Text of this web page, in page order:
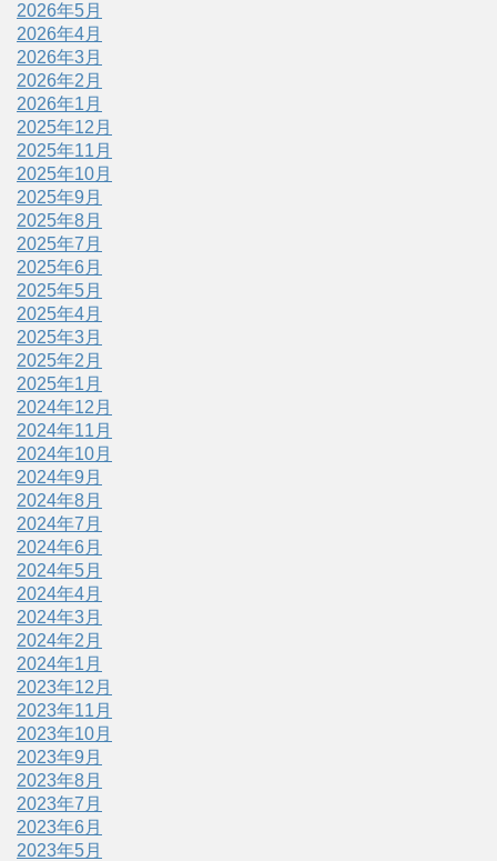
2026年5月
2026年4月
2026年3月
2026年2月
2026年1月
2025年12月
2025年11月
2025年10月
2025年9月
2025年8月
2025年7月
2025年6月
2025年5月
2025年4月
2025年3月
2025年2月
2025年1月
2024年12月
2024年11月
2024年10月
2024年9月
2024年8月
2024年7月
2024年6月
2024年5月
2024年4月
2024年3月
2024年2月
2024年1月
2023年12月
2023年11月
2023年10月
2023年9月
2023年8月
2023年7月
2023年6月
2023年5月